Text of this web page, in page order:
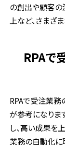
の創出や顧客の
上など、さまざ
RPAで
RPAで受注業務
が参考になります
し、高い成果を
業務の自動化に